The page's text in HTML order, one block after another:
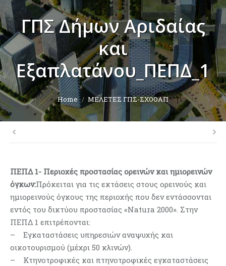
ΓΠΣ Δήμων Αριδαίας
και
Εξαπλατάνου_ΠΕΠΔ_1
You are here:
Home ΜΕΛΕΤΕΣ ΓΠΣ-ΣΧΟΟΑΠ
ΠΕΠΔ 1- Περιοχές προστασίας ορεινών και ημιορεινών
όγκων:Πρόκειται για τις εκτάσεις στους ορεινούς και
ημιορεινούς όγκους της περιοχής που δεν εντάσσονται
εντός του δικτύου προστασίας «Natura 2000». Στην
ΠΕΠΔ 1 επιτρέπονται:
– Εγκαταστάσεις υπηρεσιών αναψυχής και
οικοτουρισμού (μέχρι 50 κλινών).
– Κτηνοτροφικές και πτηνοτροφικές εγκαταστάσεις